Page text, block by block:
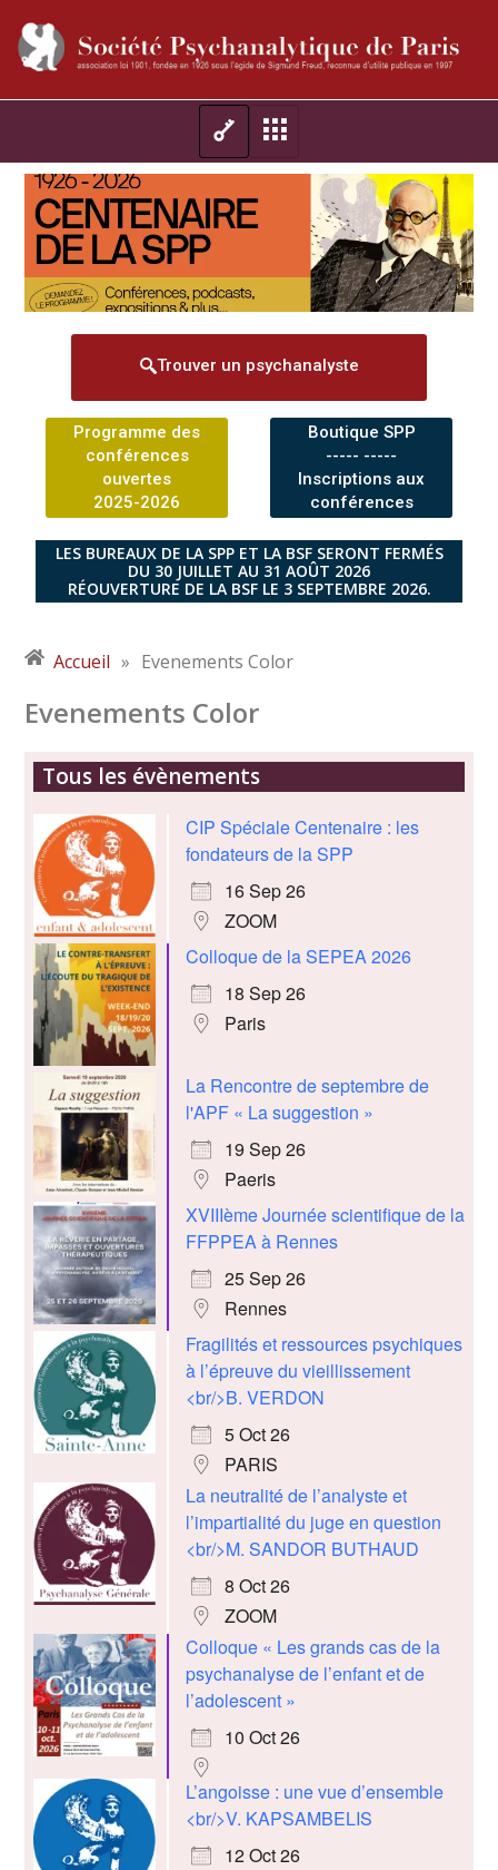
Trouver un psychanalyste
Programme des
conférences
ouvertes
2025-2026
Boutique SPP
----- -----
Inscriptions aux
conférences
LES BUREAUX DE LA SPP ET LA BSF SERONT FERMÉS
DU 30 JUILLET AU 31 AOÛT 2026
RÉOUVERTURE DE LA BSF LE 3 SEPTEMBRE 2026.
Accueil » Evenements Color
Evenements Color
Tous les évènements
CIP Spéciale Centenaire : les
fondateurs de la SPP
16 Sep 26
ZOOM
Colloque de la SEPEA 2026
18 Sep 26
Paris
La Rencontre de septembre de
l'APF « La suggestion »
19 Sep 26
Paeris
XVIIIème Journée scientifique de la
FFPPEA à Rennes
25 Sep 26
Rennes
Fragilités et ressources psychiques
à l’épreuve du vieillissement
<br/>B. VERDON
5 Oct 26
PARIS
La neutralité de l’analyste et
l’impartialité du juge en question
<br/>M. SANDOR BUTHAUD
8 Oct 26
ZOOM
Colloque « Les grands cas de la
psychanalyse de l’enfant et de
l’adolescent »
10 Oct 26
L’angoisse : une vue d’ensemble
<br/>V. KAPSAMBELIS
12 Oct 26